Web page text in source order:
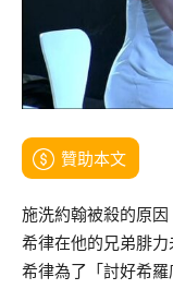
贊助本文
施洗約翰被殺的原
希律在他的兄弟腓力
希律為了「討好希